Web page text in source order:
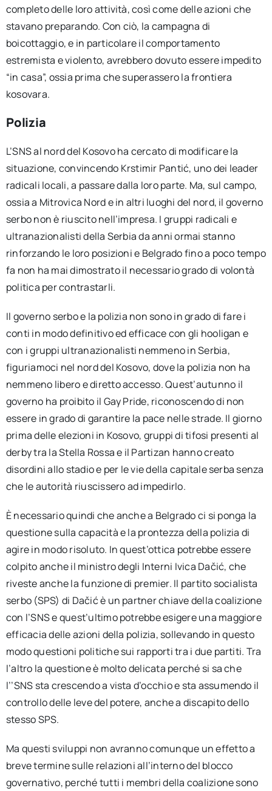
completo delle loro attività, così come delle azioni che
stavano preparando. Con ciò, la campagna di
boicottaggio, e in particolare il comportamento
estremista e violento, avrebbero dovuto essere impedito
“in casa”, ossia prima che superassero la frontiera
kosovara.
Polizia
L’SNS al nord del Kosovo ha cercato di modificare la
situazione, convincendo Krstimir Pantić, uno dei leader
radicali locali, a passare dalla loro parte. Ma, sul campo,
ossia a Mitrovica Nord e in altri luoghi del nord, il governo
serbo non è riuscito nell’impresa. I gruppi radicali e
ultranazionalisti della Serbia da anni ormai stanno
rinforzando le loro posizioni e Belgrado fino a poco tempo
fa non ha mai dimostrato il necessario grado di volontà
politica per contrastarli.
Il governo serbo e la polizia non sono in grado di fare i
conti in modo definitivo ed efficace con gli hooligan e
con i gruppi ultranazionalisti nemmeno in Serbia,
figuriamoci nel nord del Kosovo, dove la polizia non ha
nemmeno libero e diretto accesso. Quest’autunno il
governo ha proibito il Gay Pride, riconoscendo di non
essere in grado di garantire la pace nelle strade. Il giorno
prima delle elezioni in Kosovo, gruppi di tifosi presenti al
derby tra la Stella Rossa e il Partizan hanno creato
disordini allo stadio e per le vie della capitale serba senza
che le autorità riuscissero ad impedirlo.
È necessario quindi che anche a Belgrado ci si ponga la
questione sulla capacità e la prontezza della polizia di
agire in modo risoluto. In quest’ottica potrebbe essere
colpito anche il ministro degli Interni Ivica Dačić, che
riveste anche la funzione di premier. Il partito socialista
serbo (SPS) di Dačić è un partner chiave della coalizione
con l’SNS e quest’ultimo potrebbe esigere una maggiore
efficacia delle azioni della polizia, sollevando in questo
modo questioni politiche sui rapporti tra i due partiti. Tra
l’altro la questione è molto delicata perché si sa che
l’’SNS sta crescendo a vista d’occhio e sta assumendo il
controllo delle leve del potere, anche a discapito dello
stesso SPS.
Ma questi sviluppi non avranno comunque un effetto a
breve termine sulle relazioni all’interno del blocco
governativo, perché tutti i membri della coalizione sono